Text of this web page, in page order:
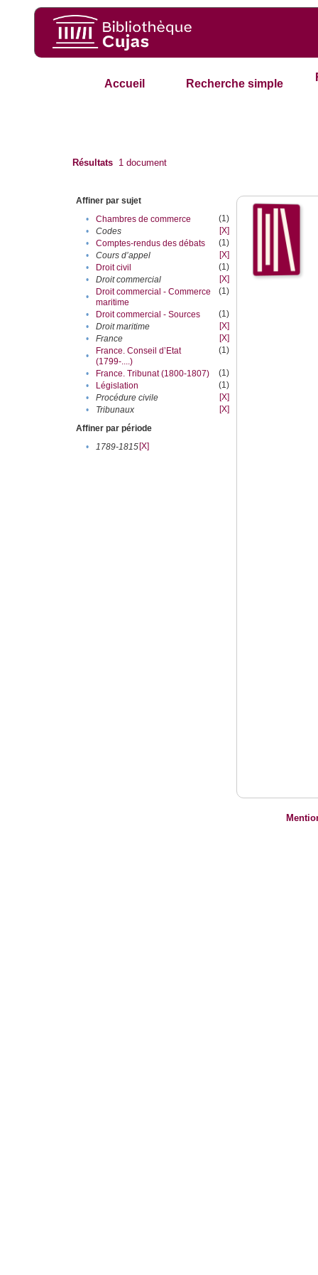
Accueil Recherche simple
Résultats 1 document
Affiner par sujet
•
Chambres de commerce
(1)
•
Codes
[X]
•
Comptes-rendus des débats
(1)
•
Cours d’appel
[X]
•
Droit civil
(1)
•
Droit commercial
[X]
•
Droit commercial - Commerce
maritime
(1)
• Droit commercial - Sources
(1)
•
Droit maritime
[X]
•
France
[X]
•
France. Conseil d’Etat
(1799-....)
(1)
• France. Tribunat (1800-1807)
(1)
•
Législation
(1)
•
Procédure civile
[X]
•
Tribunaux
[X]
Affiner par période
•
1789-1815[X]